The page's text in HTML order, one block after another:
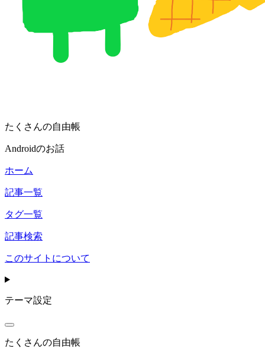
たくさんの自由帳
Androidのお話
ホーム
記事一覧
タグ一覧
記事検索
このサイトについて
テーマ設定
たくさんの自由帳